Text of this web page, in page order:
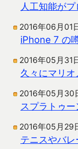
人工知能が
2016年06月01
iPhone 7 の
2016年05月31
久々にマリオ
2016年05月30
スプラトゥ
2016年05月29
テニスやバ